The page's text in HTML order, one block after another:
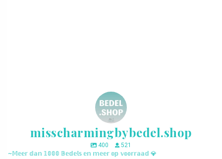
misscharmingbybedel.shop
400
521
~𝕄𝕖𝕖𝕣 𝕕𝕒𝕟 𝟙𝟘𝟘𝟘 𝔹𝕖𝕕𝕖𝕝𝕤 𝕖𝕟 𝕞𝕖𝕖𝕣 𝕠𝕡 𝕧𝕠𝕠𝕣𝕣𝕒𝕒𝕕 💎